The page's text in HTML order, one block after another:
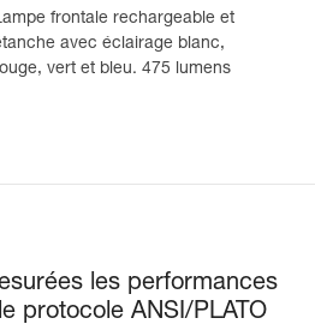
frontale rechargeable et
avec éclairage blanc,
vert et bleu. 475 lumens
les performances
protocole ANSI/PLATO